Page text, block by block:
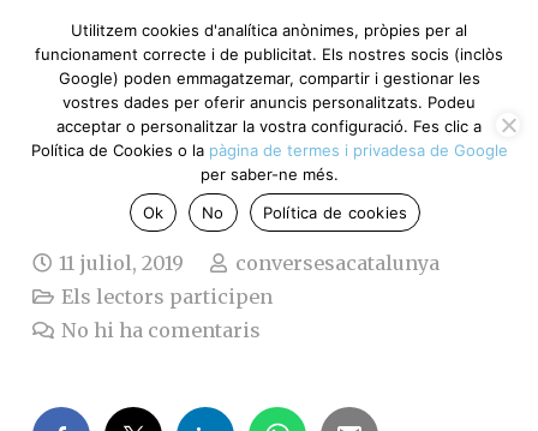
La neteja de Barcelona
(Magda Castellví)
11 juliol, 2019
conversesacatalunya
Els lectors participen
No hi ha comentaris
Utilitzem cookies d'analítica anònimes, pròpies per al
funcionament correcte i de publicitat. Els nostres socis (inclòs
Google) poden emmagatzemar, compartir i gestionar les
vostres dades per oferir anuncis personalitzats. Podeu
acceptar o personalitzar la vostra configuració. Fes clic a
Política de Cookies o la pàgina de termes i privadesa de Google
per saber-ne més.
Ok
No Política de cookies